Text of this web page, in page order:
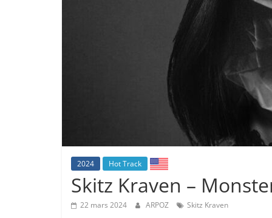
2024 Hot Track
Skitz Kraven –
22 mars 2024 ARPOZ Skitz Kraven